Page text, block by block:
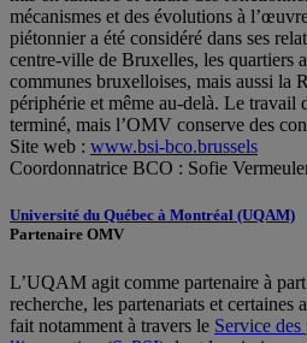
mécanismes et des évolutions à
piétonnier a été considéré dans ses
centre-ville de Bruxelles, les quartiers
communes bruxelloises, mais aussi la
périphérie et même au-delà. Le travail
terminé, mais l’OMV conserve des
Site web : www.bsi-bco.brussels
Coordonnatrice BCO : Sofie
Université du Québec à Montréal (UQAM)
Partenaire OMV
L’UQAM agit comme partenaire à
recherche, les partenariats et
fait notamment à travers le Service des